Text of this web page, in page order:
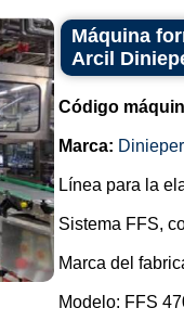
Máquina
Arcil
Código
Marca: Dinieper
Línea para la
Sistema FFS,
Marca del
Modelo: FFS